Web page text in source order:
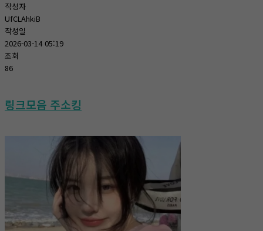
작성자
UfCLAhkiB
작성일
2026-03-14 05:19
조회
86
링크모음 주소킹